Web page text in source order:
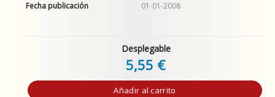
Fecha publicación
01-01-2008
Desplegable
5,55 €
Añadir al carrito